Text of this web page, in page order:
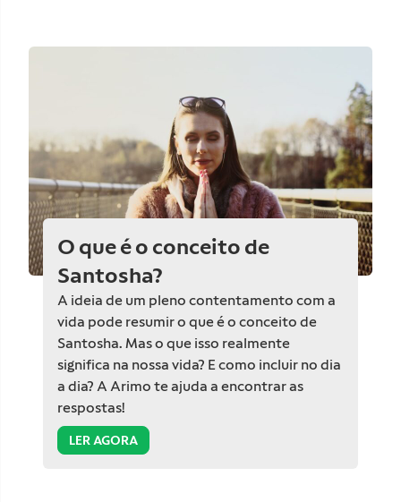
O que é o conceito de
Santosha?
A ideia de um pleno contentamento com a
vida pode resumir o que é o conceito de
Santosha. Mas o que isso realmente
significa na nossa vida? E como incluir no dia
a dia? A Arimo te ajuda a encontrar as
respostas!
LER AGORA